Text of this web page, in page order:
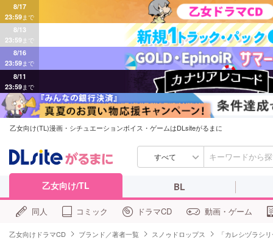
8/17
23:59まで
8/13
23:59まで
8/16
23:59まで
8/11
23:59まで
乙女向け(TL)漫画・シチュエーションボイス・ゲームはDLsiteがるまに
すべて
乙女向け/TL BL
同人 コミック ドラマCD 動画・ゲーム
乙女向けドラマCD ブランド／著者一覧 スノゥドロップス 「カレシヅラシ